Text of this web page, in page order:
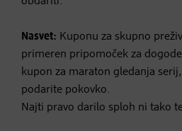
Nasvet: Kuponu za skupno
primeren pripomoček za
kupon za maraton gledanja
podarite pokovko.
Najti pravo darilo sploh ni tako